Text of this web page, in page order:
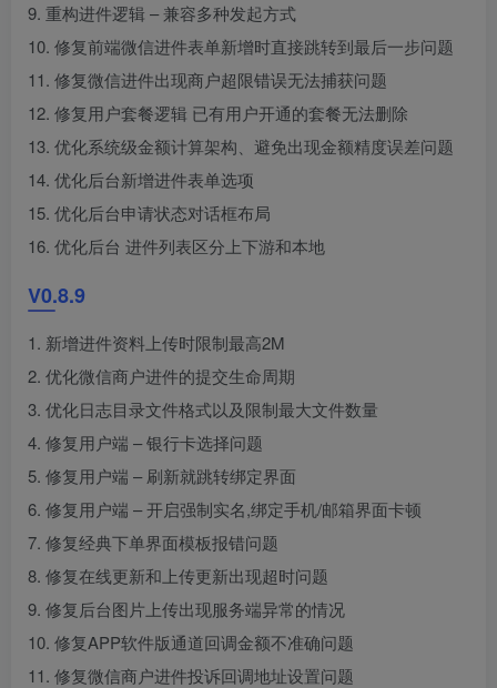
9. 重构进件逻辑 – 兼容多种发起方式
10. 修复前端微信进件表单新增时直接跳转到最后一步问题
11. 修复微信进件出现商户超限错误无法捕获问题
12. 修复用户套餐逻辑 已有用户开通的套餐无法删除
13. 优化系统级金额计算架构、避免出现金额精度误差问题
14. 优化后台新增进件表单选项
15. 优化后台申请状态对话框布局
16. 优化后台 进件列表区分上下游和本地
V0.8.9
1. 新增进件资料上传时限制最高2M
2. 优化微信商户进件的提交生命周期
3. 优化日志目录文件格式以及限制最大文件数量
4. 修复用户端 – 银行卡选择问题
5. 修复用户端 – 刷新就跳转绑定界面
6. 修复用户端 – 开启强制实名,绑定手机/邮箱界面卡顿
7. 修复经典下单界面模板报错问题
8. 修复在线更新和上传更新出现超时问题
9. 修复后台图片上传出现服务端异常的情况
10. 修复APP软件版通道回调金额不准确问题
11. 修复微信商户进件投诉回调地址设置问题